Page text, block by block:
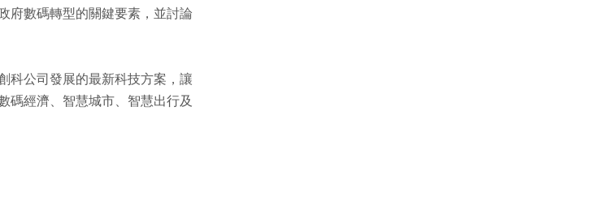
府數碼轉型的關鍵要素，並討論
科公司發展的最新科技方案，讓
碼經濟、智慧城市、智慧出行及